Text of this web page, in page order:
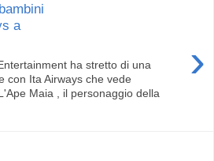
a
›
ha stretto di una
con Ita Airways che vede
Maia , il personaggio della